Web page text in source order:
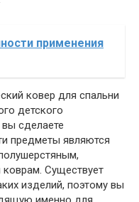
применения
ковер для спальни
детского
сделаете
предметы являются
Существует
изделий, поэтому вы